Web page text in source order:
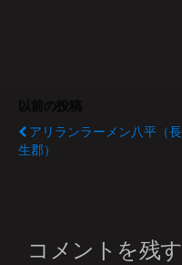
アリランラーメン八平（長
生郡）
コメントを残す